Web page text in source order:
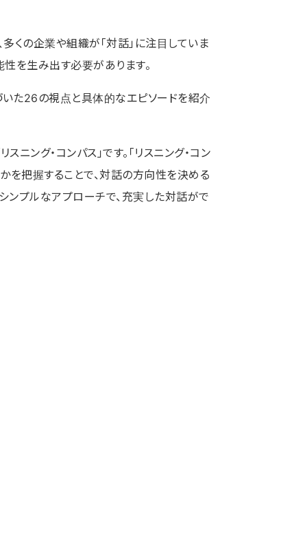
くの企業や組織が「対話」に注目していま
を生み出す必要があります。
いた26の視点と具体的なエピソードを紹介
ング・コンパス」です。「リスニング・コン
を把握することで、対話の方向性を決める
ンプルなアプローチで、充実した対話がで